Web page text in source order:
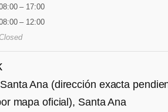
– 17:00
– 12:00
Closed
Ana (dirección exacta
mapa oficial), Santa Ana